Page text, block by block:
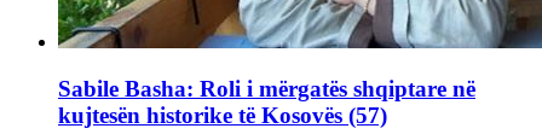
Sabile Basha: Roli i mërgatës shqiptare në
kujtesën historike të Kosovës (57)